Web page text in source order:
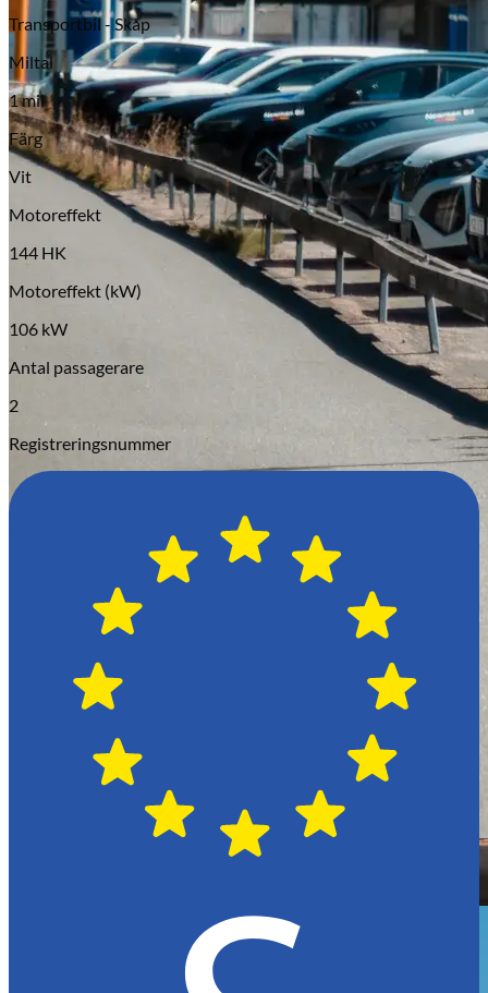
Serviceverkstad
Transportbil - Skåp
Miltal
1 mil
Färg
Vit
Motoreffekt
144 HK
Motoreffekt (kW)
106 kW
Antal passagerare
2
Registreringsnummer